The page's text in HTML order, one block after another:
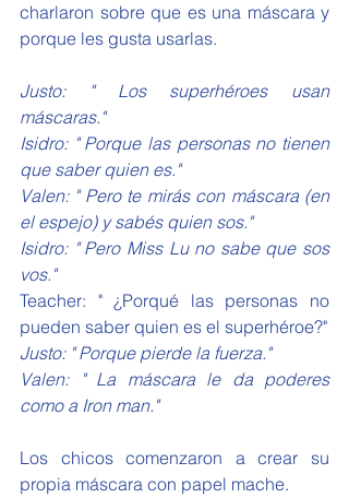
charlaron sobre que es una máscara y
porque les gusta usarlas.
Justo: " Los superhéroes usan
máscaras."
Isidro: " Porque las personas no tienen
que saber quien es."
Valen: " Pero te mirás con máscara (en
el espejo) y sabés quien sos."
Isidro: " Pero Miss Lu no sabe que sos
vos."
Teacher: " ¿Porqué las personas no
pueden saber quien es el superhéroe?"
Justo: " Porque pierde la fuerza."
Valen: " La máscara le da poderes
como a Iron man."
Los chicos comenzaron a crear su
propia máscara con papel mache.